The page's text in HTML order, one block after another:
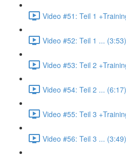
Video #51: Teil 1
Video #52: Teil 1 ... (3:53)
Video #53: Teil 2
Video #54: Teil 2 ... (6:17)
Video #55: Teil 3
Video #56: Teil 3 ... (3:49)